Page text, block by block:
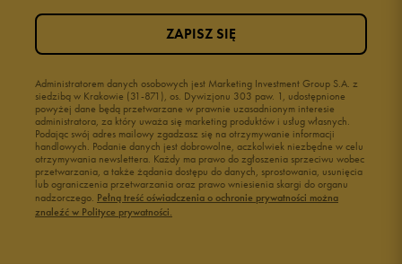
Administratorem danych osobowych jest Marketing Investment Group S.A. z
siedzibą w Krakowie (31-871), os. Dywizjonu 303 paw. 1, udostępnione
powyżej dane będą przetwarzane w prawnie uzasadnionym interesie
administratora, za który uważa się marketing produktów i usług własnych.
Podając swój adres mailowy zgadzasz się na otrzymywanie informacji
handlowych. Podanie danych jest dobrowolne, aczkolwiek niezbędne w celu
otrzymywania newslettera. Każdy ma prawo do zgłoszenia sprzeciwu wobec
przetwarzania, a także żądania dostępu do danych, sprostowania, usunięcia
lub ograniczenia przetwarzania oraz prawo wniesienia skargi do organu
nadzorczego. Pełną treść oświadczenia o ochronie prywatności można
znaleźć w Polityce prywatności.
ZAPISZ SIĘ